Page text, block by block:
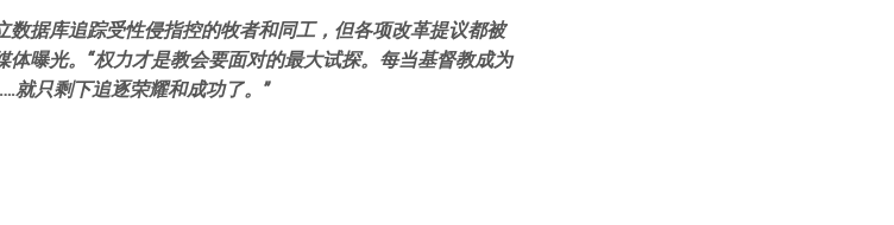
据库追踪受性侵指控的牧者和同工，但各项改革提议都被
曝光。“权力才是教会要面对的最大试探。每当基督教成为
就只剩下追逐荣耀和成功了。”